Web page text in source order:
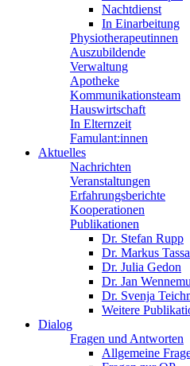
Nachtdienst
In Einarbeitung
Physiotherapeutinnen
Auszubildende
Verwaltung
Apotheke
Kommunikationsteam
Hauswirtschaft
In Elternzeit
Famulant:innen
Aktuelles
Nachrichten
Veranstaltungen
Erfahrungsberichte
Kooperationen
Publikationen
Dr. Stefan Rupp
Dr. Markus
Dr. Julia Gedon
Dr. Jan
Dr. Svenja
Weitere
Dialog
Fragen und Antworten
Allgemeine